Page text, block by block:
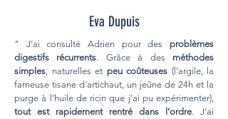
Eva Dupuis
" J’ai consulté Adrien pour des problèmes
digestifs récurrents. Grâce à des méthodes
simples, naturelles et peu coûteuses (l’argile, la
fameuse tisane d’artichaut, un jeûne de 24h et la
purge à l’huile de ricin que j’ai pu expérimenter),
tout est rapidement rentré dans l’ordre. J’ai